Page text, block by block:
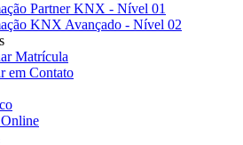
Partner KNX - Nível 01
KNX Avançado - Nível 02
Matrícula
em Contato